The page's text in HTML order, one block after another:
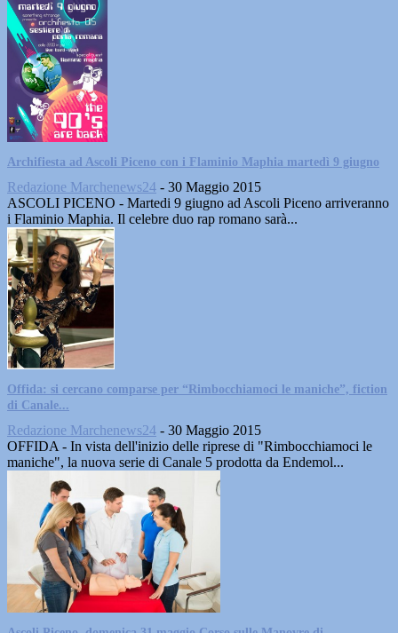
Archifiesta ad Ascoli Piceno con i Flaminio Maphia martedì 9 giugno
Redazione Marchenews24 - 30 Maggio 2015
ASCOLI PICENO - Martedi 9 giugno ad Ascoli Piceno arriveranno
i Flaminio Maphia. Il celebre duo rap romano sarà...
Offida: si cercano comparse per “Rimbocchiamoci le maniche”, fiction
di Canale...
Redazione Marchenews24 - 30 Maggio 2015
OFFIDA - In vista dell'inizio delle riprese di "Rimbocchiamoci le
maniche", la nuova serie di Canale 5 prodotta da Endemol...